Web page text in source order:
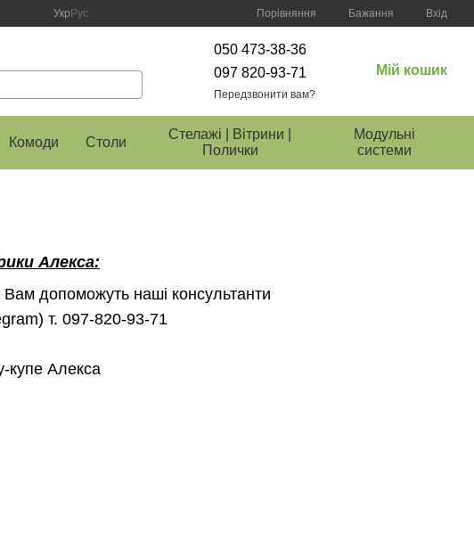
Укр Рус Порівняння Бажання Вхід
050 473-38-36
097 820-93-71
Передзвонити вам?
Мій кошик
Комоди Столи
Стелажі | Вітрини |
Полички
Модульні
системи
Алекса:
допоможуть наші консультанти
т. 097-820-93-71
купе Алекса